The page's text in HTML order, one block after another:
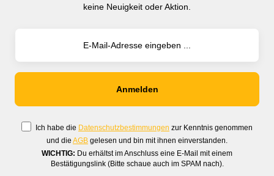
keine Neuigkeit oder Aktion.
Ich habe die Datenschutzbestimmungen zur Kenntnis genommen
und die AGB gelesen und bin mit ihnen einverstanden.
WICHTIG: Du erhältst im Anschluss eine E-Mail mit einem
Bestätigungslink (Bitte schaue auch im SPAM nach).